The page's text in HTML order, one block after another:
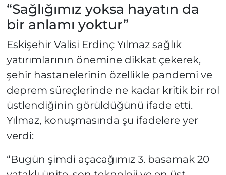
“Sağlığımız yoksa hayatın da
bir anlamı yoktur”
Eskişehir Valisi Erdinç Yılmaz sağlık
yatırımlarının önemine dikkat çekerek,
şehir hastanelerinin özellikle pandemi ve
deprem süreçlerinde ne kadar kritik bir rol
üstlendiğinin görüldüğünü ifade etti.
Yılmaz, konuşmasında şu ifadelere yer
verdi:
“Bugün şimdi açacağımız 3. basamak 20